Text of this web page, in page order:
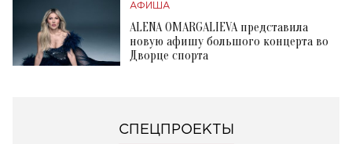
АФИША
ALENA OMARGALIEVA представила
новую афишу большого концерта во
Дворце спорта
СПЕЦПРОЕКТЫ